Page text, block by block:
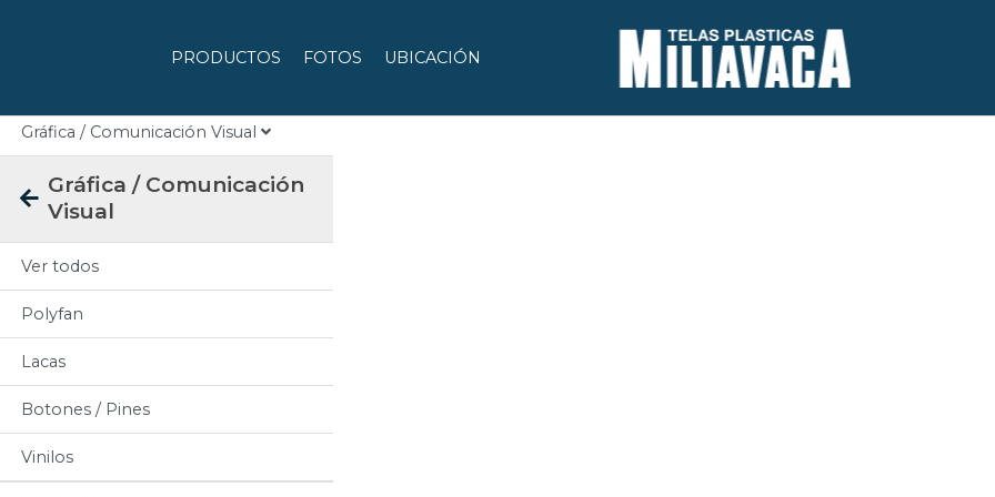
PRODUCTOS FOTOS UBICACIÓN
Gráfica / Comunicación Visual
Gráfica / Comunicación
Visual
Ver todos
Polyfan
Lacas
Botones / Pines
Vinilos